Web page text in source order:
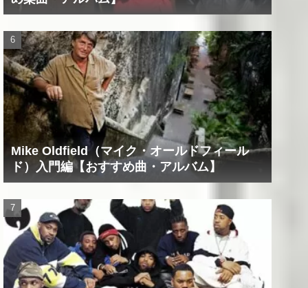
Mike Oldfield（マイク・オールドフィール
ド）入門編【おすすめ曲・アルバム】